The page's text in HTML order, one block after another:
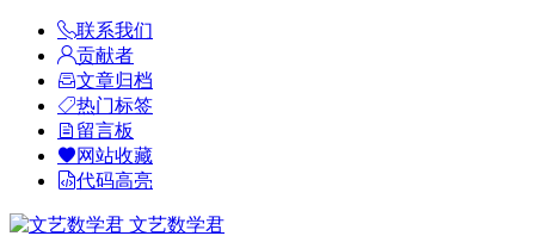
联系我们
贡献者
文章归档
热门标签
留言板
网站收藏
代码高亮
文艺数学君